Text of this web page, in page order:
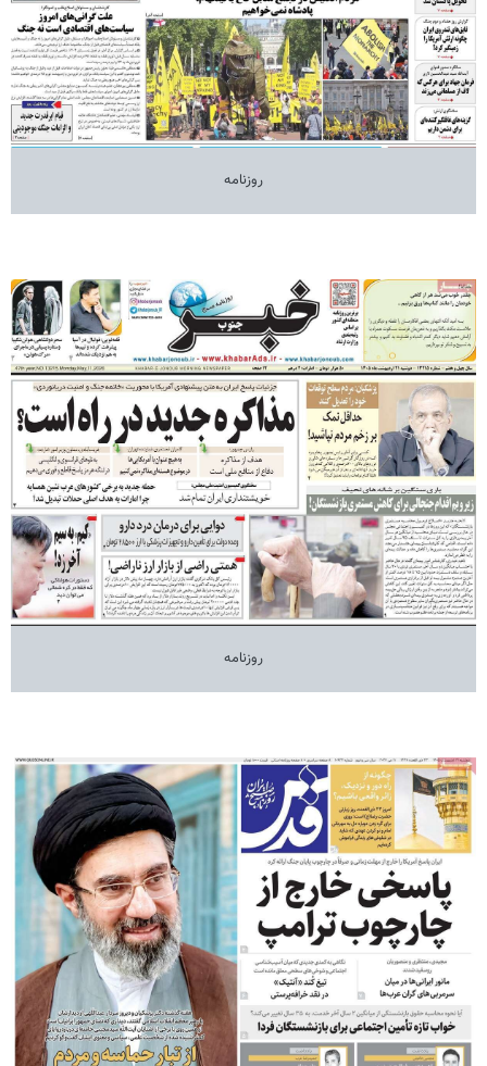
روزنامه
روزنامه